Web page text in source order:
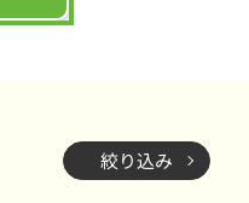
絞り込み